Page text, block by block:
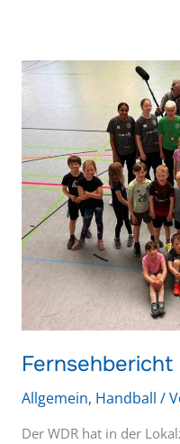
Allgemein, Handball /
Der WDR hat in der
Fernsehbericht
Präventionskonzept